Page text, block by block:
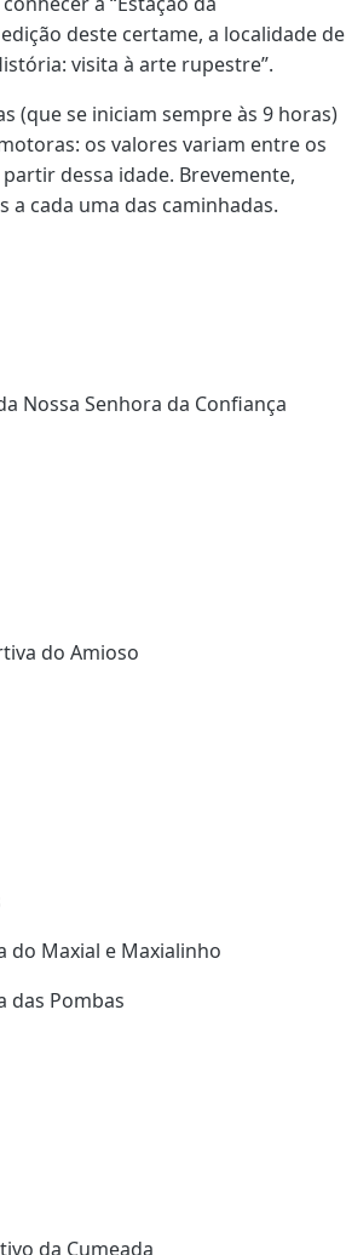
deste certame, a localidade de
visita à arte rupestre”.
(que se iniciam sempre às 9 horas)
os valores variam entre os
dessa idade. Brevemente,
cada uma das caminhadas.
Nossa Senhora da Confiança
do Amioso
do Maxial e Maxialinho
das Pombas
da Cumeada